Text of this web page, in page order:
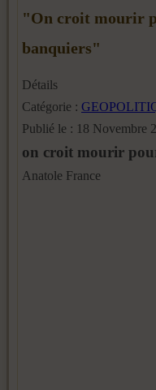
"On croit mourir
banquiers"
Détails
Catégorie :
Publié le : 18 Novembre
on croit mourir
Anatole France